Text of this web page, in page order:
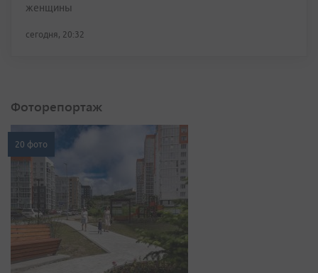
женщины
сегодня, 20:32
Фоторепортаж
20 фото